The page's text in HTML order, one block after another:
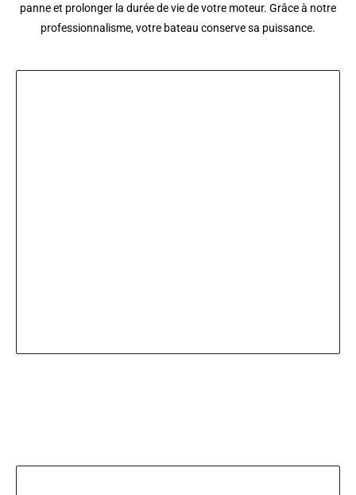
panne et prolonger la durée de vie de votre moteur. Grâce à notre
professionnalisme, votre bateau conserve sa puissance.